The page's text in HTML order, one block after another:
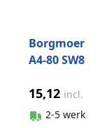
Borgmoer
A4-80 SW8
15,12 incl.
2-5